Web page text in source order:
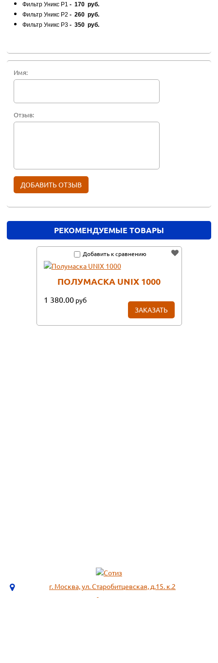
Фильтр Уникс Р1 - 170 руб.
Фильтр Уникс Р2 - 260 руб.
Фильтр Уникс Р3 - 350 руб.
Имя:
Отзыв:
РЕКОМЕНДУЕМЫЕ ТОВАРЫ
Добавить к сравнению
ПОЛУМАСКА UNIX 1000
1 380.00 руб
ЗАКАЗАТЬ
г. Москва, ул. Старобитцевская, д.15. к.2
info@sotizz.ru